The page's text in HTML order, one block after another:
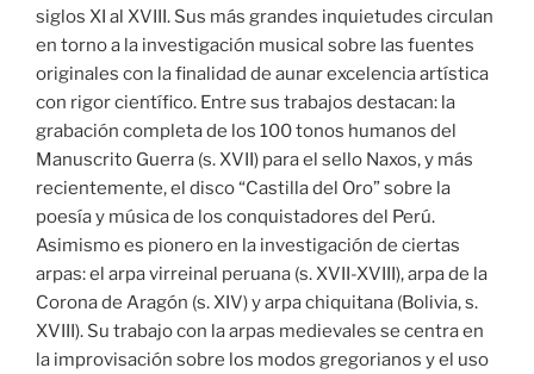
siglos XI al XVIII. Sus más grandes inquietudes circulan
en torno a la investigación musical sobre las fuentes
originales con la finalidad de aunar excelencia artística
con rigor científico. Entre sus trabajos destacan: la
grabación completa de los 100 tonos humanos del
Manuscrito Guerra (s. XVII) para el sello Naxos, y más
recientemente, el disco “Castilla del Oro” sobre la
poesía y música de los conquistadores del Perú.
Asimismo es pionero en la investigación de ciertas
arpas: el arpa virreinal peruana (s. XVII-XVIII), arpa de la
Corona de Aragón (s. XIV) y arpa chiquitana (Bolivia, s.
XVIII). Su trabajo con la arpas medievales se centra en
la improvisación sobre los modos gregorianos y el uso